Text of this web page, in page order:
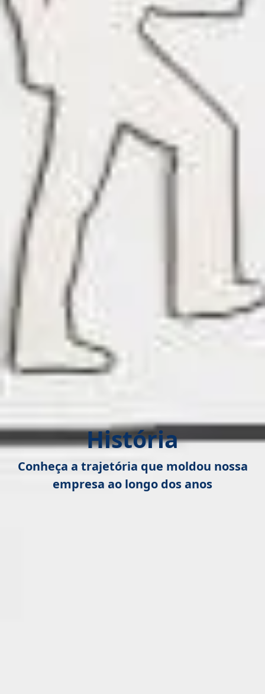
História
Conheça a trajetória que moldou nossa
empresa ao longo dos anos